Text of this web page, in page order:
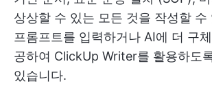
상상할 수 있는 모든 것을 작성할 수
프롬프트를 입력하거나 AI에 더 구
공하여 ClickUp Writer를 활용하도
있습니다.